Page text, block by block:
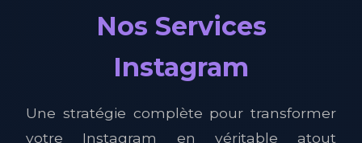
Nos Services
Instagram
Une stratégie complète pour transformer
votre Instagram en véritable atout